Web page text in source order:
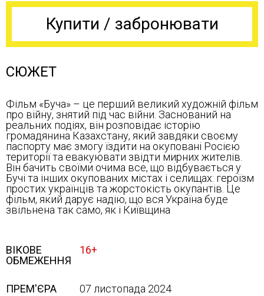
Купити / забронювати
СЮЖЕТ
Фільм «Буча» – це перший великий художній фільм
про війну, знятий під час війни. Заснований на
реальних подіях, він розповідає історію
громадянина Казахстану, який завдяки своєму
паспорту має змогу їздити на окуповані Росією
території та евакуювати звідти мирних жителів.
Він бачить своїми очима все, що відбувається у
Бучі та інших окупованих містах і селищах: героїзм
простих українців та жорстокість окупантів. Це
фільм, який дарує надію, що вся Україна буде
звільнена так само, як і Київщина
ВІКОВЕ
ОБМЕЖЕННЯ
16+
ПРЕМ'ЄРА 07 листопада 2024